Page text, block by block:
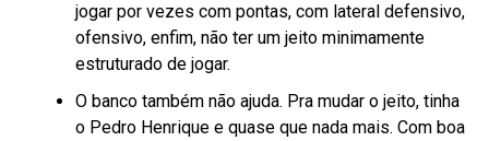
jogar por vezes com pontas, com lateral defensivo,
ofensivo, enfim, não ter um jeito minimamente
estruturado de jogar.
O banco também não ajuda. Pra mudar o jeito, tinha
o Pedro Henrique e quase que nada mais. Com boa